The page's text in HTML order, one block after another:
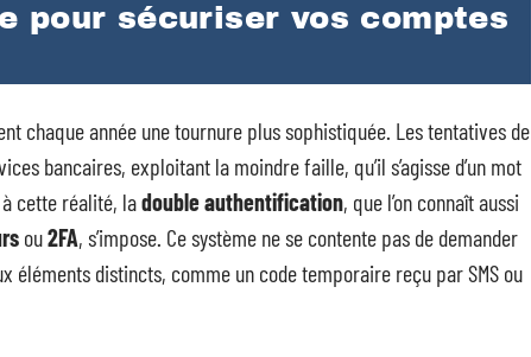
pour sécuriser vos comptes
chaque année une tournure plus sophistiquée. Les tentatives de
bancaires, exploitant la moindre faille, qu’il s’agisse d’un mot
cette réalité, ladouble authentification, que l’on connaît aussi
ou2FA, s’impose. Ce système ne se contente pas de demander
éléments distincts, comme un code temporaire reçu par SMS ou